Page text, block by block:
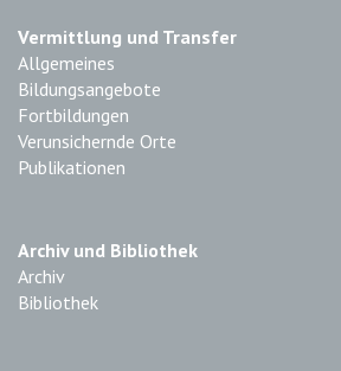
Vermittlung und Transfer
Allgemeines
Bildungsangebote
Fortbildungen
Verunsichernde Orte
Publikationen
Archiv und Bibliothek
Archiv
Bibliothek